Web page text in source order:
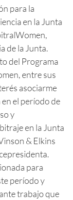
para la
en la Junta
de la Junta.
del Programa
entre sus
asociarme
el período de
y
en la Junta
& Elkins
para
período y
trabajo que